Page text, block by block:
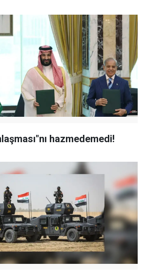
hazmedemedi!